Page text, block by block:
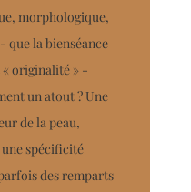
morphologique,
la bienséance
originalité » -
un atout ? Une
de la peau,
une spécificité
des remparts